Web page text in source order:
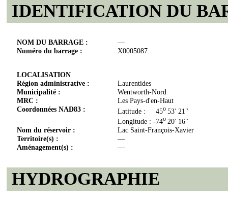
IDENTIFICATION DU
NOM DU BARRAGE :
—
Numéro du barrage :
X0005087
LOCALISATION
Région administrative :
Laurentides
Municipalité :
Wentworth-Nord
MRC :
Les Pays-d'en-Haut
Coordonnées NAD83 :
Latitude : 45o 53' 21"
Longitude : -74o 20' 16"
Nom du réservoir :
Lac Saint-François-Xavier
Territoire(s) :
—
Aménagement(s) :
—
HYDROGRAPHIE